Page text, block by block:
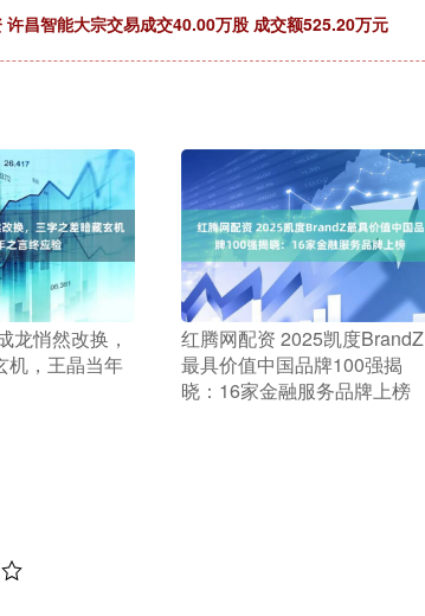
许昌智能大宗交易成交40.00万股 成交额525.20万元
龙悄然改换，
机，王晶当年
​红腾网配资 2025凯度BrandZ
最具价值中国品牌100强揭
晓：16家金融服务品牌上榜